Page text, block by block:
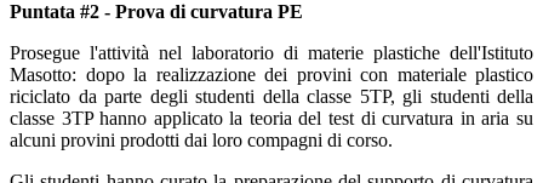
Puntata #2 - Prova di curvatura PE
Prosegue l'attività nel laboratorio di materie plastiche dell'Istituto
Masotto: dopo la realizzazione dei provini con materiale plastico
riciclato da parte degli studenti della classe 5TP, gli studenti della
classe 3TP hanno applicato la teoria del test di curvatura in aria su
alcuni provini prodotti dai loro compagni di corso.